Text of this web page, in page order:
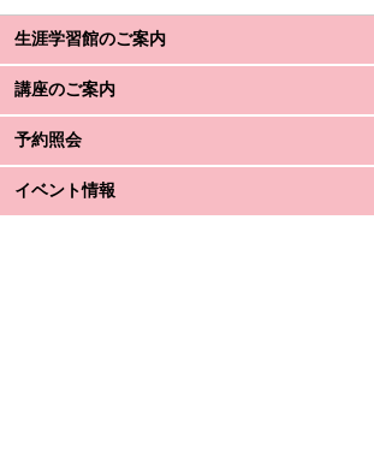
生涯学習館のご案内
講座のご案内
予約照会
イベント情報